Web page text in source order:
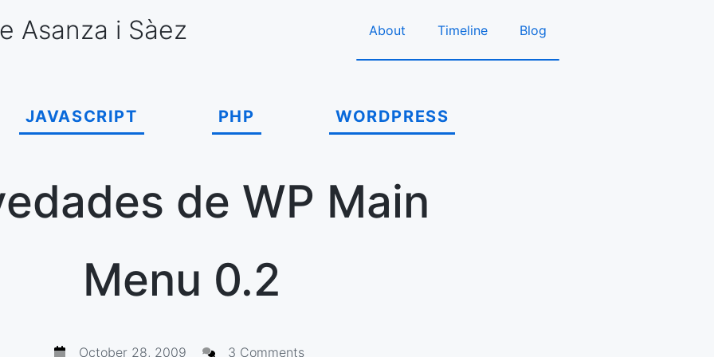
Asanza i Sàez About Timeline Blog
JAVASCRIPT PHP WORDPRESS
de WP Main
Menu 0.2
October 28, 2009 3 Comments